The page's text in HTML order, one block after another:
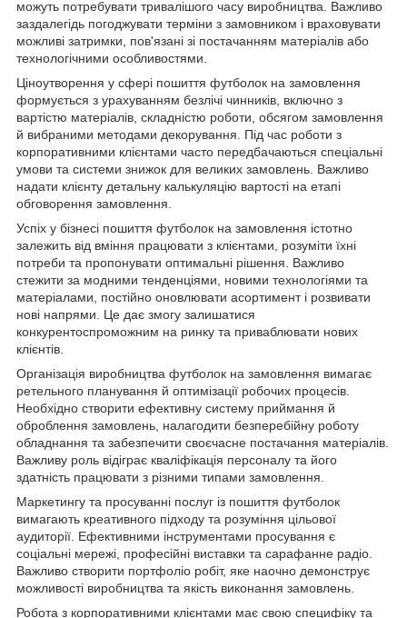
можуть потребувати тривалішого часу виробництва. Важливо
заздалегідь погоджувати терміни з замовником і враховувати
можливі затримки, пов'язані зі постачанням матеріалів або
технологічними особливостями.
Ціноутворення у сфері пошиття футболок на замовлення
формується з урахуванням безлічі чинників, включно з
вартістю матеріалів, складністю роботи, обсягом замовлення
й вибраними методами декорування. Під час роботи з
корпоративними клієнтами часто передбачаються спеціальні
умови та системи знижок для великих замовлень. Важливо
надати клієнту детальну калькуляцію вартості на етапі
обговорення замовлення.
Успіх у бізнесі пошиття футболок на замовлення істотно
залежить від вміння працювати з клієнтами, розуміти їхні
потреби та пропонувати оптимальні рішення. Важливо
стежити за модними тенденціями, новими технологіями та
матеріалами, постійно оновлювати асортимент і розвивати
нові напрями. Це дає змогу залишатися
конкурентоспроможним на ринку та приваблювати нових
клієнтів.
Організація виробництва футболок на замовлення вимагає
ретельного планування й оптимізації робочих процесів.
Необхідно створити ефективну систему приймання й
оброблення замовлень, налагодити безперебійну роботу
обладнання та забезпечити своєчасне постачання матеріалів.
Важливу роль відіграє кваліфікація персоналу та його
здатність працювати з різними типами замовлення.
Маркетингу та просуванні послуг із пошиття футболок
вимагають креативного підходу та розуміння цільової
аудиторії. Ефективними інструментами просування є
соціальні мережі, професійні виставки та сарафанне радіо.
Важливо створити портфоліо робіт, яке наочно демонструє
можливості виробництва та якість виконання замовлень.
Робота з корпоративними клієнтами має свою специфіку та